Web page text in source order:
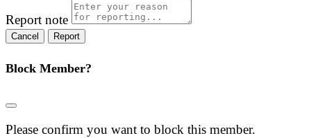
Report note
Report
Block Member?
Please confirm you want to block this member.